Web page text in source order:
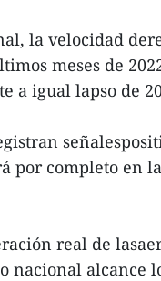
la velocidad
meses de
a igual lapso de
por completo en
real de
nacional alcance